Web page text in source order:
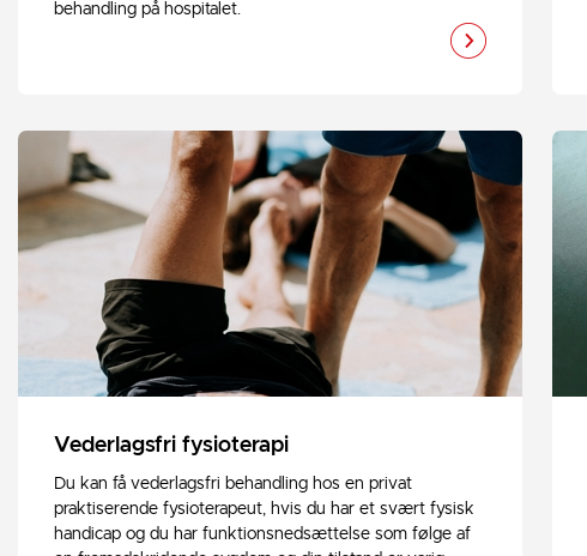
behandling på hospitalet.
Vederlagsfri fysioterapi
Du kan få vederlagsfri behandling hos en privat
praktiserende fysioterapeut, hvis du har et svært fysisk
handicap og du har funktionsnedsættelse som følge af